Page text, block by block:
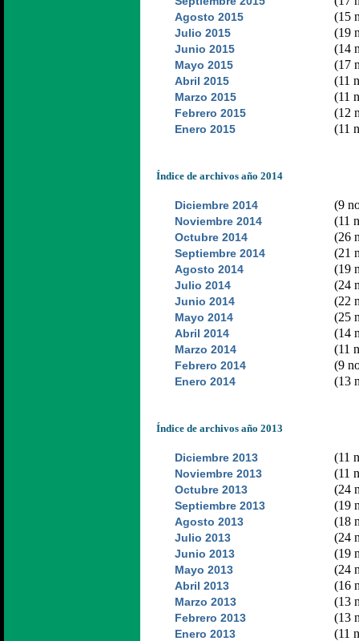
Agosto 2015 (15
Julio 2015 (19
Junio 2015 (14
Mayo 2015 (17
Abril 2015 (11
Marzo 2015 (11
Febrero 2015 (12
Enero 2015 (11
Índice de archivos año 2014
Diciembre 2014 (9
Noviembre 2014 (11
Octubre 2014 (26
Septiembre 2014 (21
Agosto 2014 (19
Julio 2014 (24
Junio 2014 (22
Mayo 2014 (25
Abril 2014 (14
Marzo 2014 (11
Febrero 2014 (9
Enero 2014 (13
Índice de archivos año 2013
Diciembre 2013 (11
Noviembre 2013 (11
Octubre 2013 (24
Septiembre 2013 (19
Agosto 2013 (18
Julio 2013 (24
Junio 2013 (19
Mayo 2013 (24
Abril 2013 (16
Marzo 2013 (13
Febrero 2013 (13
Enero 2013 (11